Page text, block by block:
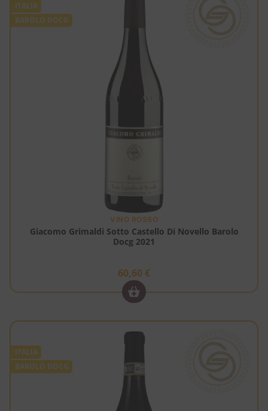
ITALIA
BAROLO DOCG
VINO ROSSO
Giacomo Grimaldi Sotto Castello Di Novello Barolo
Docg 2021
60,60 €
ITALIA
BAROLO DOCG